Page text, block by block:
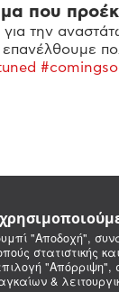
"Αποδοχή",
στατιστικής
"Απόρριψη",
&
που
την
επανέλθουμε